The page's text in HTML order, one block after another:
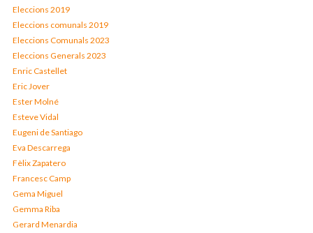
Eleccions 2019
Eleccions comunals 2019
Eleccions Comunals 2023
Eleccions Generals 2023
Enric Castellet
Eric Jover
Ester Molné
Esteve Vidal
Eugeni de Santiago
Eva Descarrega
Fèlix Zapatero
Francesc Camp
Gema Miguel
Gemma Riba
Gerard Menardia